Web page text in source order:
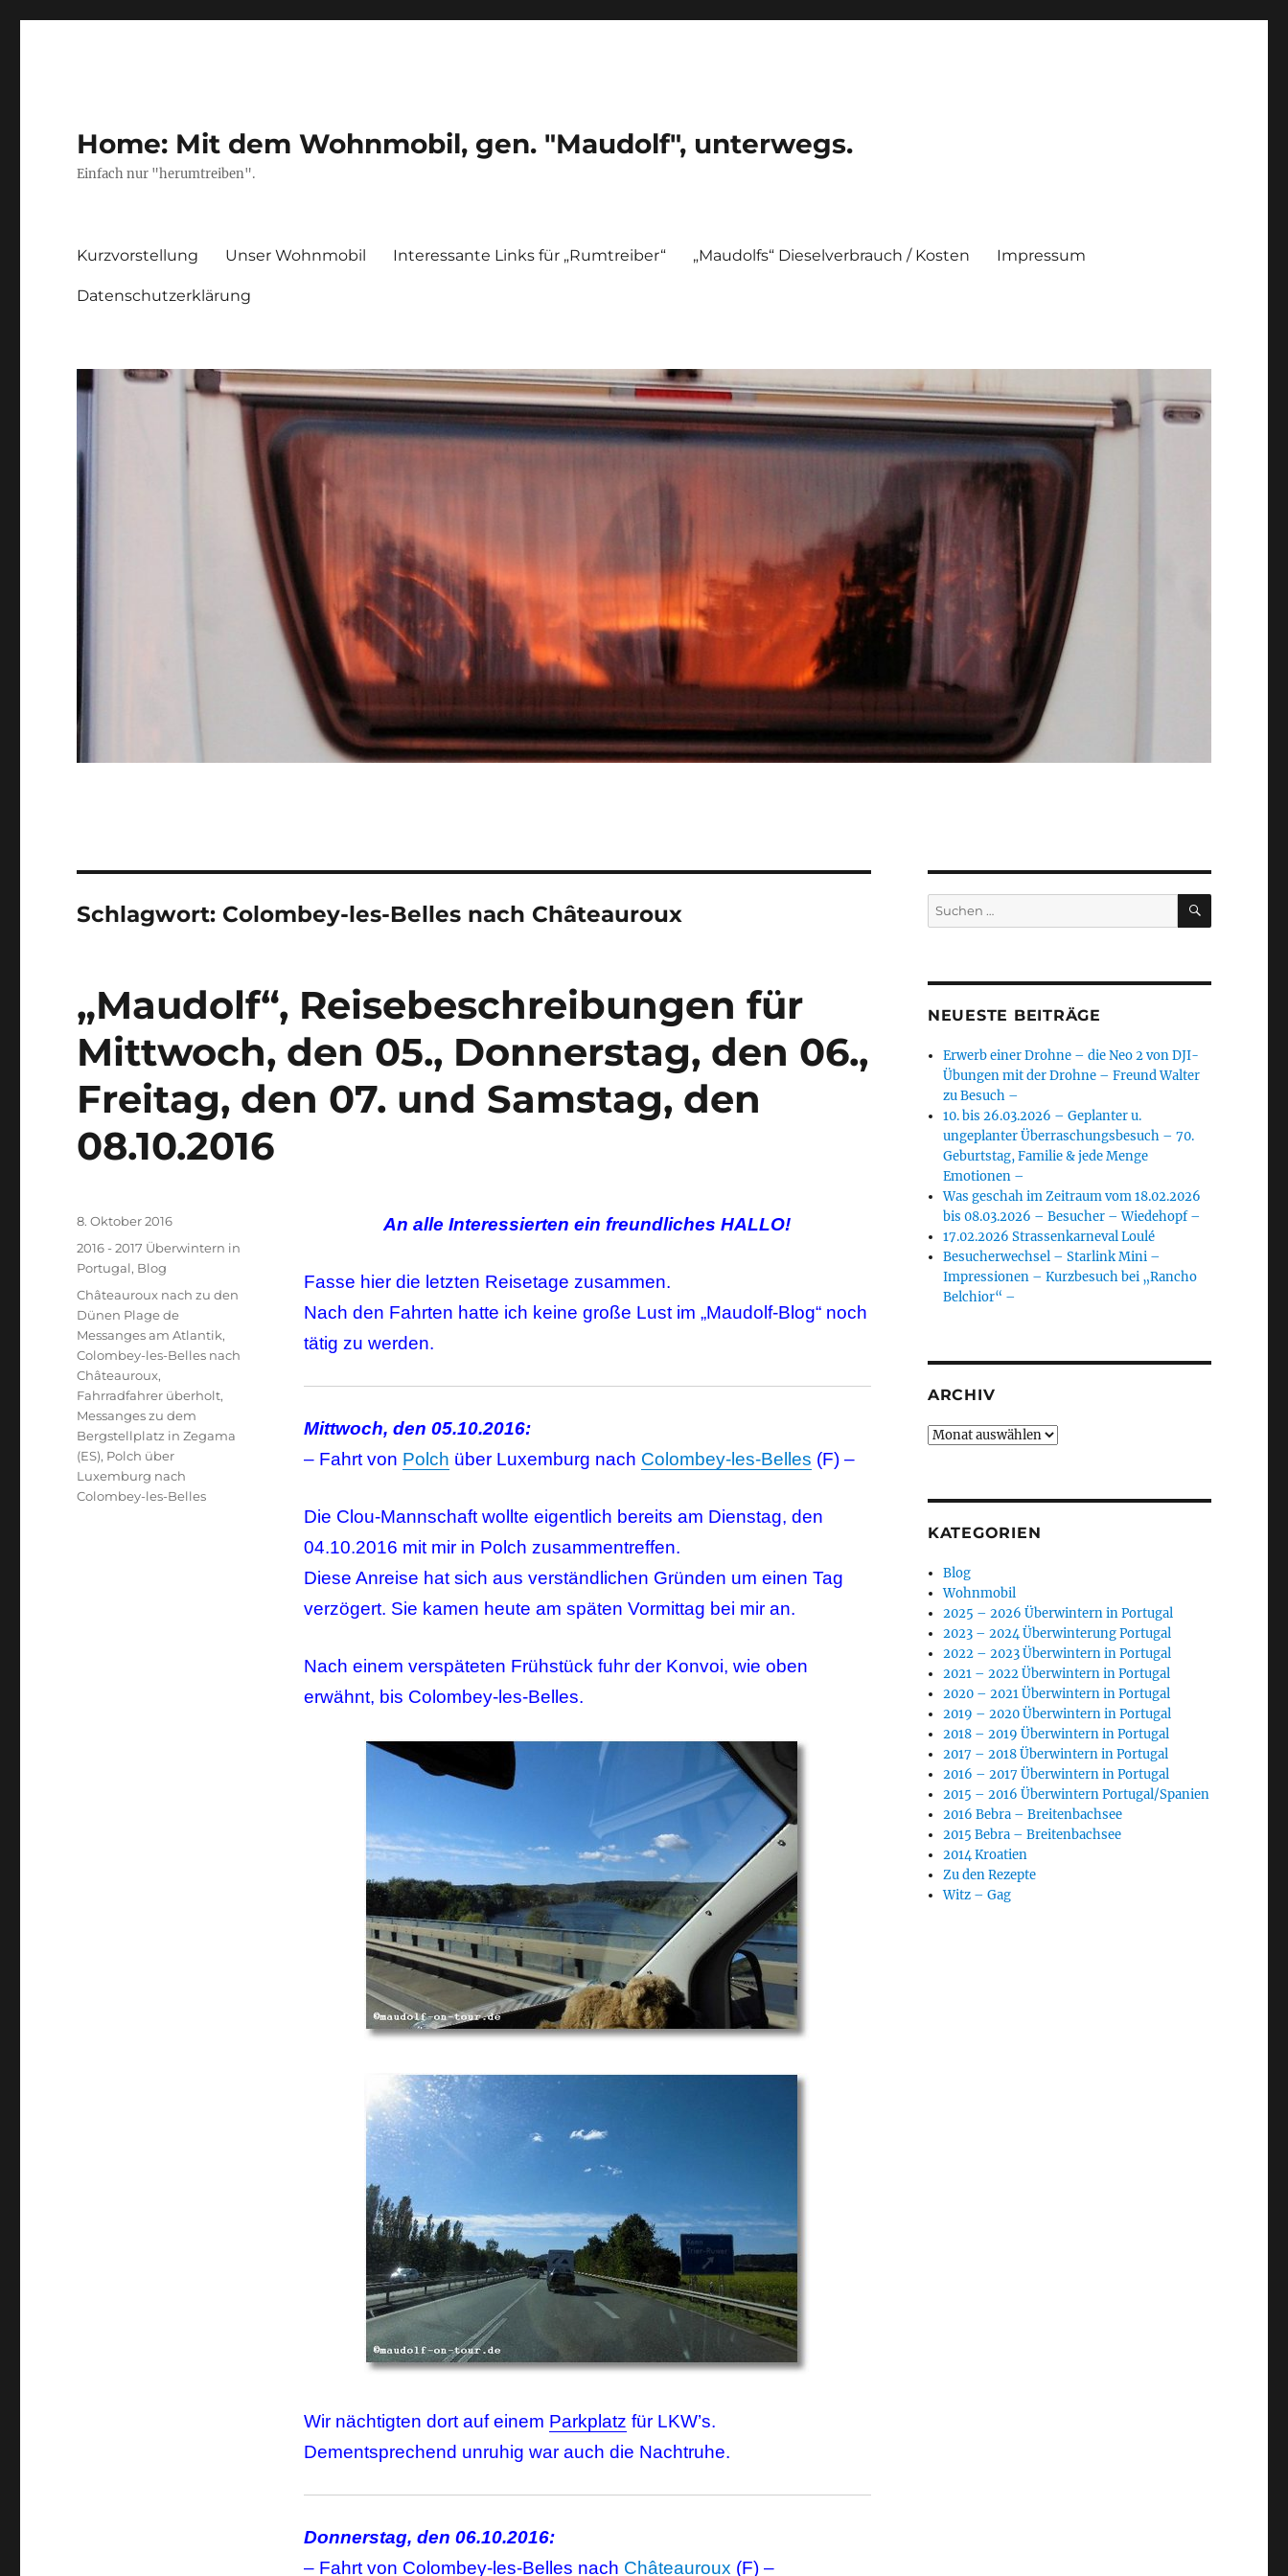
Home: Mit dem Wohnmobil, gen. "Maudolf", unterwegs.
Einfach nur "herumtreiben".
Kurzvorstellung Unser Wohnmobil Interessante Links für „Rumtreiber“ „Maudolfs“ Dieselverbrauch / Kosten Impressum
Datenschutzerklärung
Schlagwort: Colombey-les-Belles nach Châteauroux
„Maudolf“, Reisebeschreibungen für
Mittwoch, den 05., Donnerstag, den 06.,
Freitag, den 07. und Samstag, den
08.10.2016
An alle Interessierten ein freundliches HALLO!
Fasse hier die letzten Reisetage zusammen.
Nach den Fahrten hatte ich keine große Lust im „Maudolf-Blog“ noch
tätig zu werden.
Mittwoch, den 05.10.2016:
– Fahrt von Polch über Luxemburg nach Colombey-les-Belles (F) –
Die Clou-Mannschaft wollte eigentlich bereits am Dienstag, den
04.10.2016 mit mir in Polch zusammentreffen.
Diese Anreise hat sich aus verständlichen Gründen um einen Tag
verzögert. Sie kamen heute am späten Vormittag bei mir an.
Nach einem verspäteten Frühstück fuhr der Konvoi, wie oben
erwähnt, bis Colombey-les-Belles.
Wir nächtigten dort auf einem Parkplatz für LKW’s.
Dementsprechend unruhig war auch die Nachtruhe.
Donnerstag, den 06.10.2016:
– Fahrt von Colombey-les-Belles nach Châteauroux (F) –
Veröffentlicht
am
8. Oktober 2016
Kategorien
2016 - 2017 Überwintern in
Portugal, Blog
Schlagwörter
Châteauroux nach zu den
Dünen Plage de
Messanges am Atlantik,
Colombey-les-Belles nach
Châteauroux,
Fahrradfahrer überholt,
Messanges zu dem
Bergstellplatz in Zegama
(ES), Polch über
Luxemburg nach
Colombey-les-Belles
Suchen
nach:
SUCHEN
NEUESTE BEITRÄGE
Erwerb einer Drohne – die Neo 2 von DJI-
Übungen mit der Drohne – Freund Walter
zu Besuch –
10. bis 26.03.2026 – Geplanter u.
ungeplanter Überraschungsbesuch – 70.
Geburtstag, Familie & jede Menge
Emotionen –
Was geschah im Zeitraum vom 18.02.2026
bis 08.03.2026 – Besucher – Wiedehopf –
17.02.2026 Strassenkarneval Loulé
Besucherwechsel – Starlink Mini –
Impressionen – Kurzbesuch bei „Rancho
Belchior“ –
ARCHIV
Archiv
KATEGORIEN
Blog
Wohnmobil
2025 – 2026 Überwintern in Portugal
2023 – 2024 Überwinterung Portugal
2022 – 2023 Überwintern in Portugal
2021 – 2022 Überwintern in Portugal
2020 – 2021 Überwintern in Portugal
2019 – 2020 Überwintern in Portugal
2018 – 2019 Überwintern in Portugal
2017 – 2018 Überwintern in Portugal
2016 – 2017 Überwintern in Portugal
2015 – 2016 Überwintern Portugal/Spanien
2016 Bebra – Breitenbachsee
2015 Bebra – Breitenbachsee
2014 Kroatien
Zu den Rezepte
Witz – Gag